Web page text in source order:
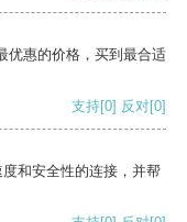
优惠的价格，买到最合适
支持[0] 反对[0]
和安全性的连接，并帮